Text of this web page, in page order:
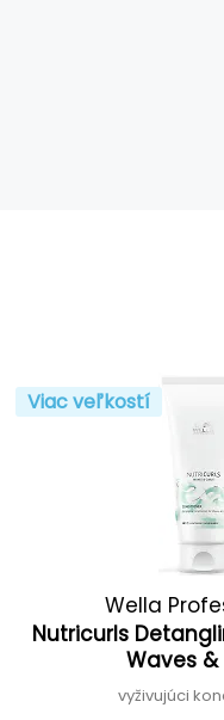
Viac veľkostí
Wella
Nutricurls
Waves &
vyživujúci